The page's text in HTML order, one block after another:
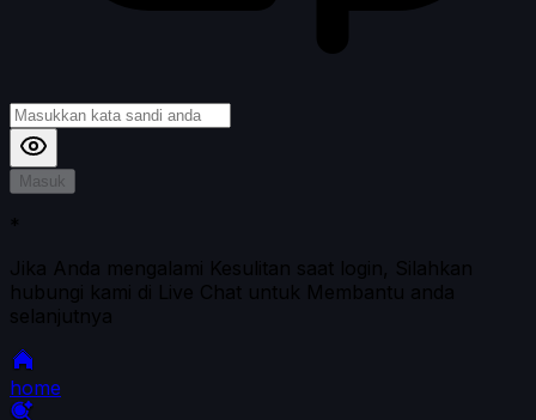
Masuk
*
Jika Anda mengalami Kesulitan saat login, Silahkan
hubungi kami di Live Chat untuk Membantu anda
selanjutnya
home